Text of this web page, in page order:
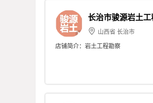
长治市骏源岩土
司 山西省 长治市
店铺简介：岩土工程勘察